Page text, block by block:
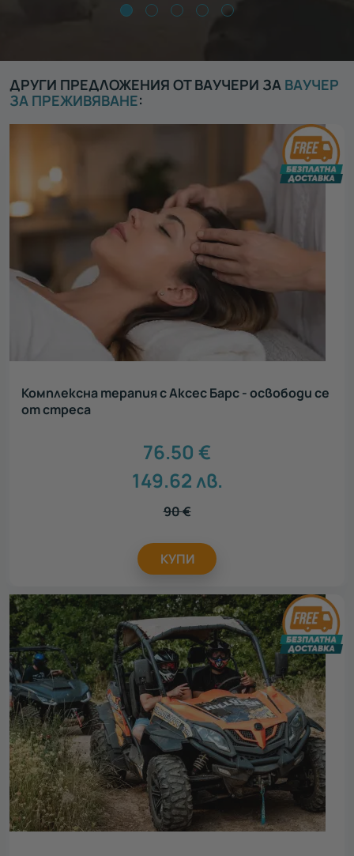
ДРУГИ ПРЕДЛОЖЕНИЯ ОТ ВАУЧЕРИ ЗА ВАУЧЕР
ЗА ПРЕЖИВЯВАНЕ:
Комплексна терапия с Аксес Барс - освободи се
от стреса
76.50 €
149.62лв.
90€
КУПИ